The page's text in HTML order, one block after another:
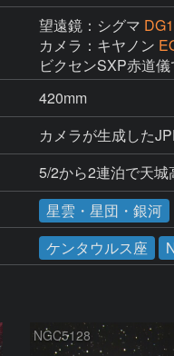
望遠鏡：シグマ
カメラ：キヤノン
ビクセンSXP赤道
420mm
カメラが生成した
5/2から2連泊で天城
星雲・星団・銀河
ケンタウルス座
NGC5128